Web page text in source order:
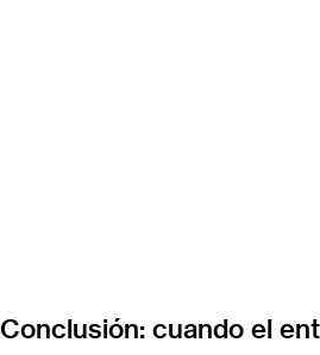
Conclusión: cuando el